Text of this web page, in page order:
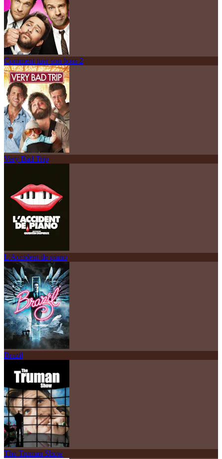
Comment tuer son boss 2
Very Bad Trip
L'Accident de piano
Brazil
The Truman Show